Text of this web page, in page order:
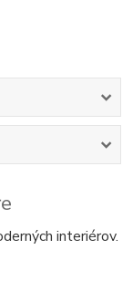
interiérov.